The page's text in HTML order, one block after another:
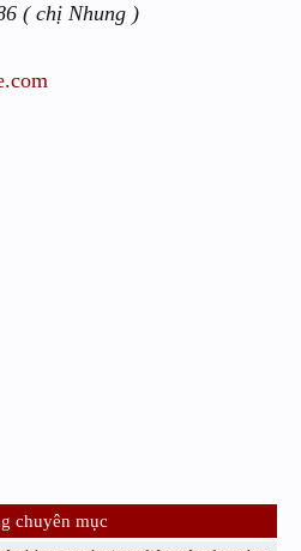
( chị Nhung )
chuyên mục